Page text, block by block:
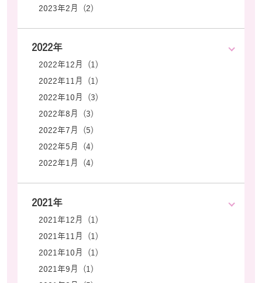
2023年2月 (2)
2022年
2022年12月 (1)
2022年11月 (1)
2022年10月 (3)
2022年8月 (3)
2022年7月 (5)
2022年5月 (4)
2022年1月 (4)
2021年
2021年12月 (1)
2021年11月 (1)
2021年10月 (1)
2021年9月 (1)